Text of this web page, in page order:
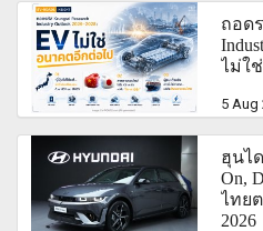
ถอดร
ไม่ใ
5 Aug
ฮุนไ
On,
ไทย
2026